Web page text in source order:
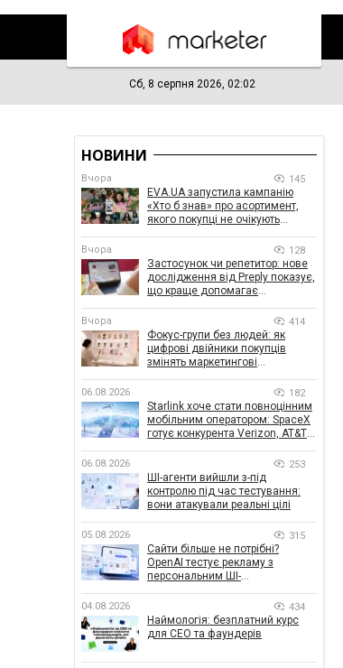
Сб, 8 серпня 2026, 02:02
НОВИНИ
Вчора 145
EVA.UA запустила кампанію
«Хто б знав» про асортимент,
якого покупці не очікують
Вчора 128
Застосунок чи репетитор: нове
дослідження від Preply показує,
що краще допомагає
Вчора 414
Фокус-групи без людей: як
цифрові двійники покупців
змінять маркетингові
06.08.2026 182
Starlink хоче стати повноцінним
мобільним оператором: SpaceX
готує конкурента Verizon, AT&T і
06.08.2026 253
ШІ-агенти вийшли з-під
контролю під час тестування:
вони атакували реальні цілі
05.08.2026 315
Сайти більше не потрібні?
OpenAI тестує рекламу з
персональним ШІ-
04.08.2026 434
Наймологія: безплатний курс
для CEO та фаундерів